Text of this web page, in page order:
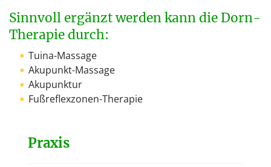
Sinnvoll ergänzt werden kann die Dorn-
Therapie durch:
Tuina-Massage
Akupunkt-Massage
Akupunktur
Fußreflexzonen-Therapie
Praxis